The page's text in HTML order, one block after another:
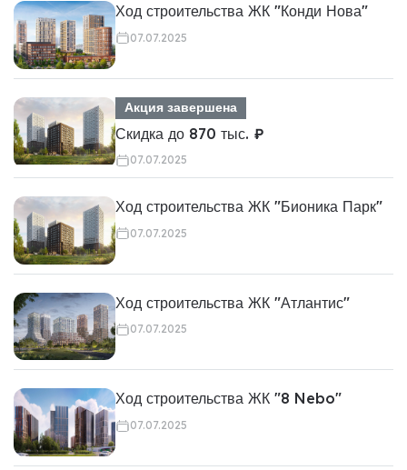
Ход строительства ЖК "Конди Нова"
07.07.2025
Акция завершена
Скидка до 870 тыс. ₽
07.07.2025
Ход строительства ЖК "Бионика Парк"
07.07.2025
Ход строительства ЖК "Атлантис"
07.07.2025
Ход строительства ЖК "8 Nebo"
07.07.2025